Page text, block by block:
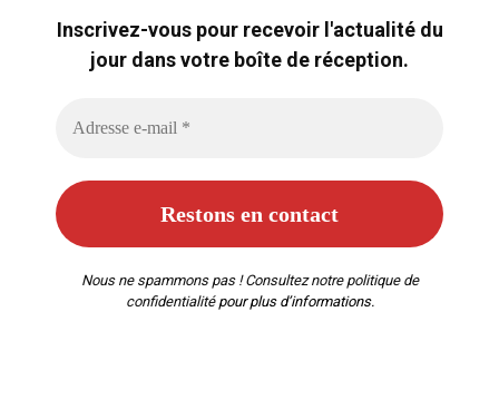
Inscrivez-vous pour recevoir l'actualité du
jour dans votre boîte de réception.
Nous ne spammons pas ! Consultez notre politique de
confidentialitépour plus d’informations.